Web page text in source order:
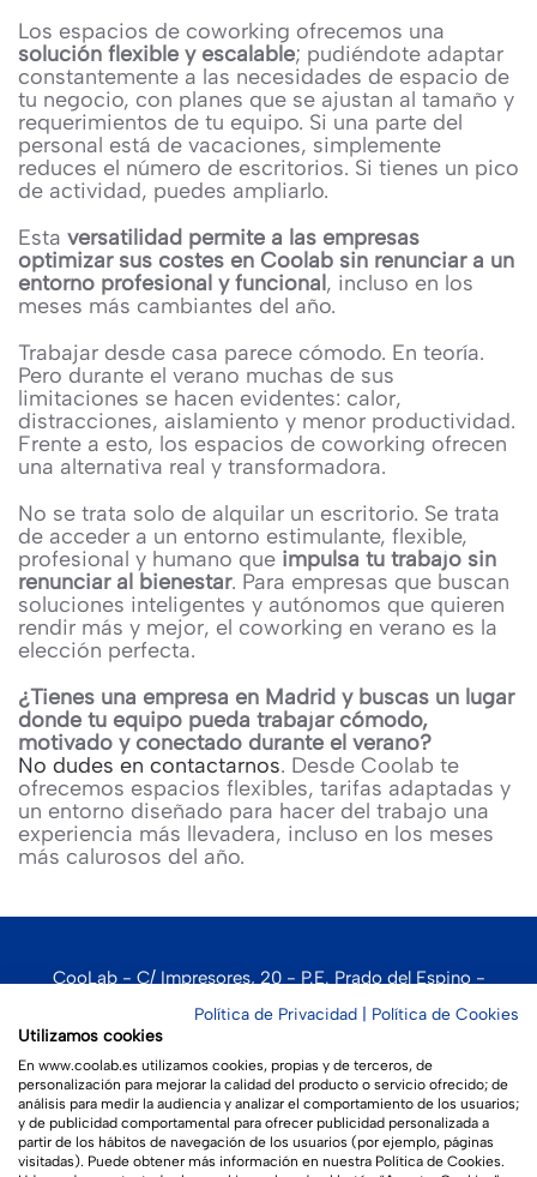
Los espacios de coworking ofrecemos una
solución flexible y escalable; pudiéndote adaptar
constantemente a las necesidades de espacio de
tu negocio, con planes que se ajustan al tamaño y
requerimientos de tu equipo. Si una parte del
personal está de vacaciones, simplemente
reduces el número de escritorios. Si tienes un pico
de actividad, puedes ampliarlo.
Esta versatilidad permite a las empresas
optimizar sus costes en Coolab sin renunciar a un
entorno profesional y funcional, incluso en los
meses más cambiantes del año.
Trabajar desde casa parece cómodo. En teoría.
Pero durante el verano muchas de sus
limitaciones se hacen evidentes: calor,
distracciones, aislamiento y menor productividad.
Frente a esto, los espacios de coworking ofrecen
una alternativa real y transformadora.
No se trata solo de alquilar un escritorio. Se trata
de acceder a un entorno estimulante, flexible,
profesional y humano que impulsa tu trabajo sin
renunciar al bienestar. Para empresas que buscan
soluciones inteligentes y autónomos que quieren
rendir más y mejor, el coworking en verano es la
elección perfecta.
¿Tienes una empresa en Madrid y buscas un lugar
donde tu equipo pueda trabajar cómodo,
motivado y conectado durante el verano?
No dudes en contactarnos. Desde Coolab te
ofrecemos espacios flexibles, tarifas adaptadas y
un entorno diseñado para hacer del trabajo una
experiencia más llevadera, incluso en los meses
más calurosos del año.
CooLab - C/ Impresores, 20 - P.E. Prado del Espino -
Boadilla del Monte - 28660 - Madrid
Aviso legal|Política de privacidad|Política de cookies
Política de Privacidad
Política de Cookies
Utilizamos cookies
En www.coolab.es utilizamos cookies, propias y de terceros, de
personalización para mejorar la calidad del producto o servicio ofrecido; de
análisis para medir la audiencia y analizar el comportamiento de los usuarios;
y de publicidad comportamental para ofrecer publicidad personalizada a
partir de los hábitos de navegación de los usuarios (por ejemplo, páginas
visitadas). Puede obtener más información en nuestra Política de Cookies.